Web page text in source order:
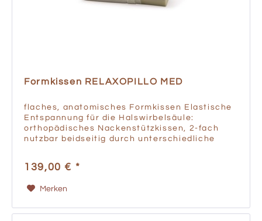
Formkissen RELAXOPILLO MED
flaches, anatomisches Formkissen Elastische
Entspannung für die Halswirbelsäule:
orthopädisches Nackenstützkissen, 2-fach
nutzbar beidseitig durch unterschiedliche
139,00 € *
Merken